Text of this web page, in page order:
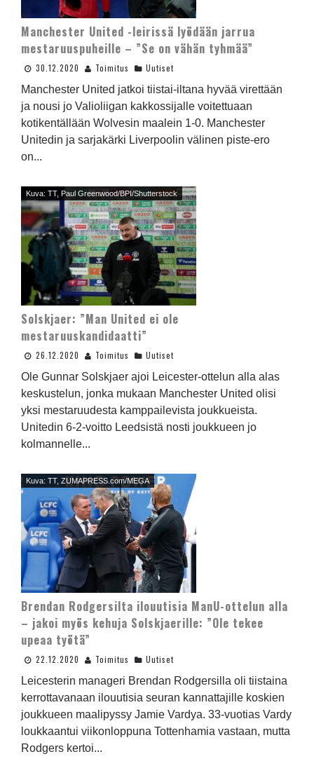
Manchester United -leirissä lyödään jarrua
mestaruuspuheille – ”Se on vähän tyhmää”
30.12.2020 Toimitus Uutiset
Manchester United jatkoi tiistai-iltana hyvää virettään
ja nousi jo Valioliigan kakkossijalle voitettuaan
kotikentällään Wolvesin maalein 1-0. Manchester
Unitedin ja sarjakärki Liverpoolin välinen piste-ero
on...
Kuva: TT, Paul Greenwood/BPI/Shutterstock
Solskjaer: ”Man United ei ole
mestaruuskandidaatti”
26.12.2020 Toimitus Uutiset
Ole Gunnar Solskjaer ajoi Leicester-ottelun alla alas
keskustelun, jonka mukaan Manchester United olisi
yksi mestaruudesta kamppailevista joukkueista.
Unitedin 6-2-voitto Leedsistä nosti joukkueen jo
kolmannelle...
Kuva: TT, ZUMAPRESS.com/MEGA
Brendan Rodgersilta ilouutisia ManU-ottelun alla
– jakoi myös kehuja Solskjaerille: ”Ole tekee
upeaa työtä”
22.12.2020 Toimitus Uutiset
Leicesterin manageri Brendan Rodgersilla oli tiistaina
kerrottavanaan ilouutisia seuran kannattajille koskien
joukkueen maalipyssy Jamie Vardya. 33-vuotias Vardy
loukkaantui viikonloppuna Tottenhamia vastaan, mutta
Rodgers kertoi...